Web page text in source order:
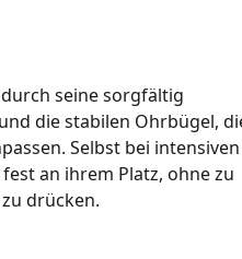
seine sorgfältig
die stabilen Ohrbügel,
Selbst bei intensiven
an ihrem Platz, ohne zu
drücken.